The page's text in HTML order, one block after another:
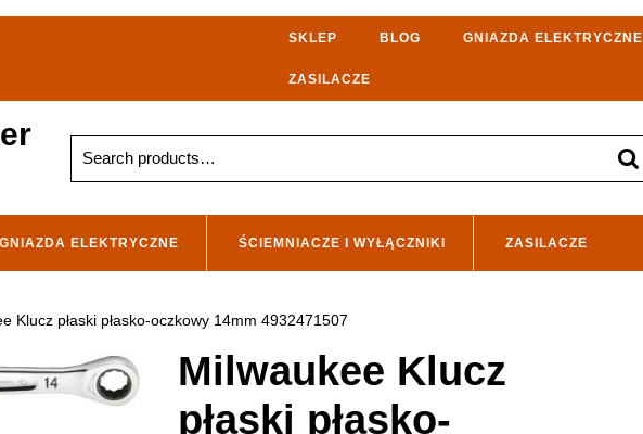
SKLEP BLOG GNIAZDA ELEKTRYCZNE
ZASILACZE
for:
GNIAZDA ELEKTRYCZNE ŚCIEMNIACZE I WYŁĄCZNIKI ZASILACZE
Klucz płaski płasko-oczkowy 14mm 4932471507
Milwaukee Klucz
płaski płasko-